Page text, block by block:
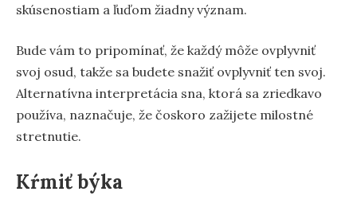
skúsenostiam a ľuďom žiadny význam.
Bude vám to pripomínať, že každý môže ovplyvniť
svoj osud, takže sa budete snažiť ovplyvniť ten svoj.
Alternatívna interpretácia sna, ktorá sa zriedkavo
používa, naznačuje, že čoskoro zažijete milostné
stretnutie.
Kŕmiť býka